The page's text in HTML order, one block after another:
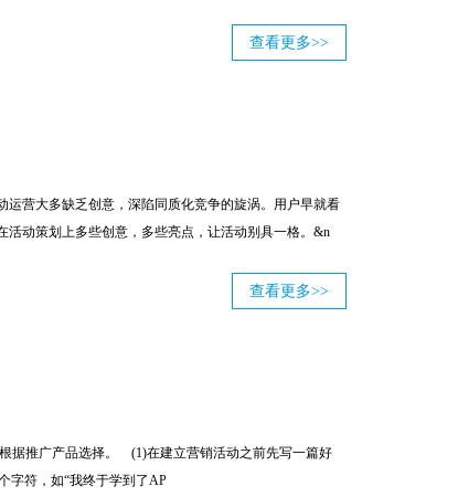
查看更多>>
营大多缺乏创意，深陷同质化竞争的旋涡。用户早就看
动策划上多些创意，多些亮点，让活动别具一格。&n
查看更多>>
据推广产品选择。 (1)在建立营销活动之前先写一篇好
字符，如“我终于学到了AP